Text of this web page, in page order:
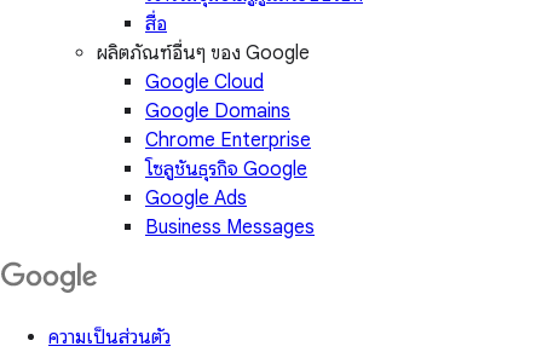
สื่อ
ผลิตภัณฑ์อื่นๆ ของ Google
Google Cloud
Google Domains
Chrome Enterprise
โซลูชันธุรกิจ Google
Google Ads
Business Messages
ความเป็นส่วนตัว